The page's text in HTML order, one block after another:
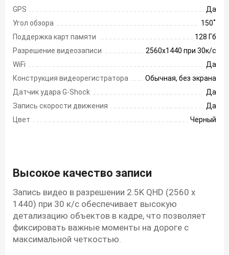
GPS
Да
Угол обзора
150 ̊
Поддержка карт памяти
128 Гб
Разрешение видеозаписи
2560х1440 при 30к/с
WiFi
Да
Конструкция видеорегистратора
Обычная, без экрана
Датчик удара G-Shock
Да
Запись скорости движения
Да
Цвет
Черный
Высокое качество записи
Запись видео в разрешении 2.5K QHD (2560 x
1440) при 30 к/с обеспечивает высокую
детализацию объектов в кадре, что позволяет
фиксировать важные моменты на дороге с
максимальной четкостью.